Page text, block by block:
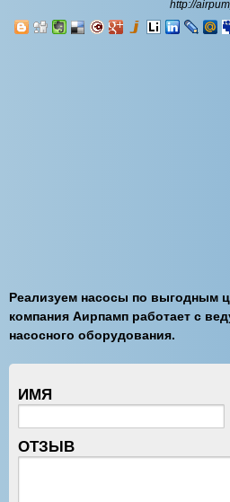
http://
Реализуем насосы по выгодным
компания Аирпамп работает с
насосного оборудования.
ИМЯ
ОТЗЫВ